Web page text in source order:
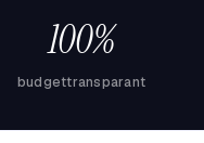
100%
budgettransparant